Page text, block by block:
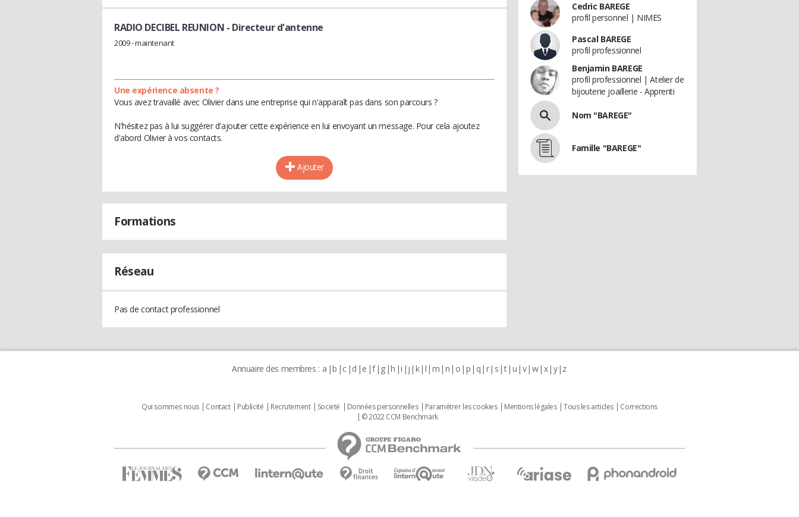
RADIO DECIBEL REUNION - Directeur d'antenne
2009 - maintenant
Une expérience absente ?
Vous avez travaillé avec Olivier dans une entreprise qui n'apparaît pas dans son parcours ?
N'hésitez pas à lui suggérer d'ajouter cette expérience en lui envoyant un message. Pour cela ajoutez
d'abord Olivier à vos contacts.
Ajouter
Formations
Réseau
Pas de contact professionnel
Cedric BAREGE
profil personnel | NIMES
Pascal BAREGE
profil professionnel
Benjamin BAREGE
profil professionnel | Atelier de
bijouterie joaillerie - Apprenti
Nom "BAREGE"
Famille "BAREGE"
Annuaire des membres : a b c d e f g h i j k l m n o p q r s t u v w x y z
Qui sommes nous Contact Publicité Recrutement Societé Données personnelles Paramétrer les cookies Mentions légales Tous les articles
Corrections
© 2022 CCM Benchmark